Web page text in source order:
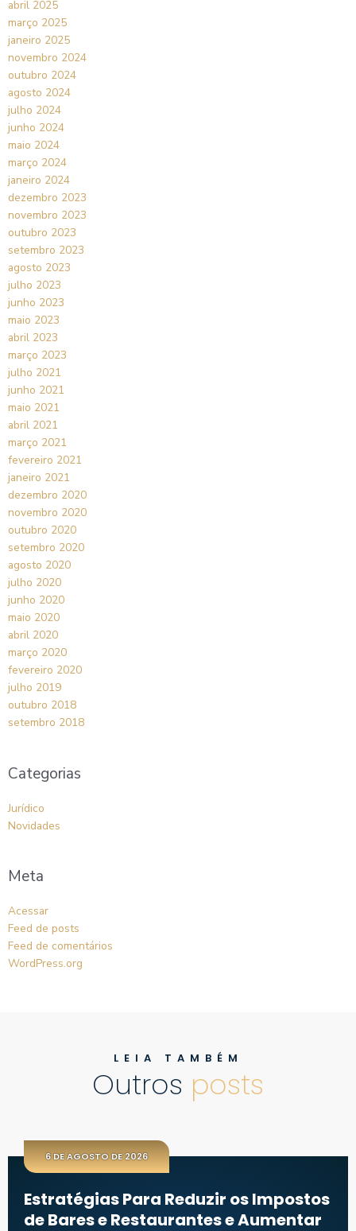
abril 2025
março 2025
janeiro 2025
novembro 2024
outubro 2024
agosto 2024
julho 2024
junho 2024
maio 2024
março 2024
janeiro 2024
dezembro 2023
novembro 2023
outubro 2023
setembro 2023
agosto 2023
julho 2023
junho 2023
maio 2023
abril 2023
março 2023
julho 2021
junho 2021
maio 2021
abril 2021
março 2021
fevereiro 2021
janeiro 2021
dezembro 2020
novembro 2020
outubro 2020
setembro 2020
agosto 2020
julho 2020
junho 2020
maio 2020
abril 2020
março 2020
fevereiro 2020
julho 2019
outubro 2018
setembro 2018
Categorias
Jurídico
Novidades
Meta
Acessar
Feed de posts
Feed de comentários
WordPress.org
LEIA TAMBÉM
Outros posts
6 DE AGOSTO DE 2026
Estratégias Para Reduzir os Impostos
de Bares e Restaurantes e Aumentar